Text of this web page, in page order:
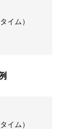
イム）
イム）